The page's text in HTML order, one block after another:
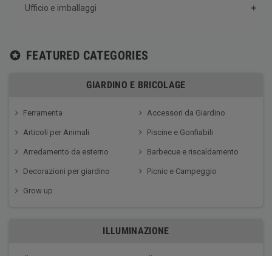
Ufficio e imballaggi
stars FEATURED CATEGORIES
GIARDINO E BRICOLAGE
Ferramenta Accessori da Giardino
Articoli per Animali Piscine e Gonfiabili
Arredamento da esterno Barbecue e riscaldamento
Decorazioni per giardino Picnic e Campeggio
Grow up
ILLUMINAZIONE